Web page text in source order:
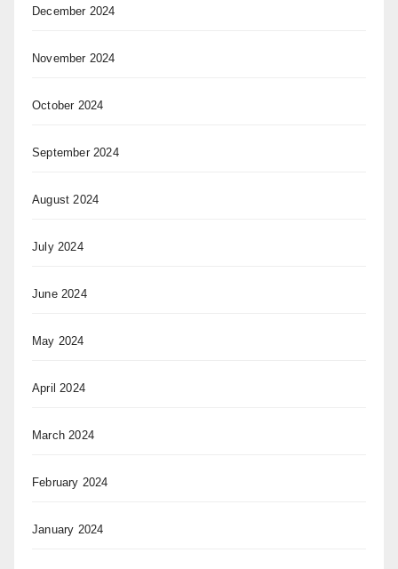
December 2024
November 2024
October 2024
September 2024
August 2024
July 2024
June 2024
May 2024
April 2024
March 2024
February 2024
January 2024